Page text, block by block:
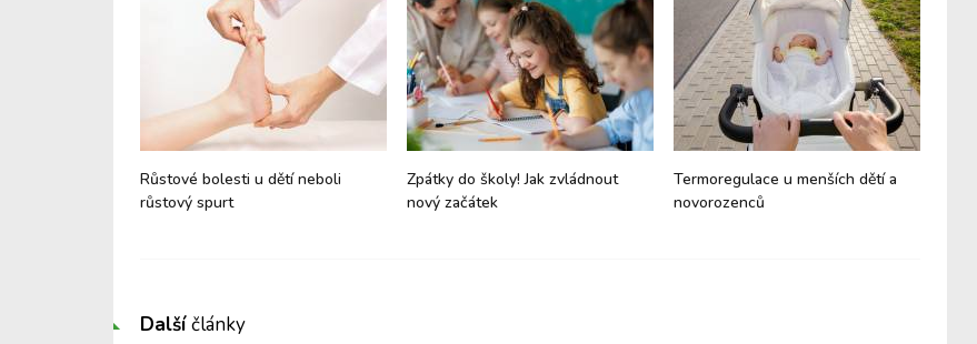
Růstové bolesti u dětí neboli
růstový spurt
Zpátky do školy! Jak zvládnout
nový začátek
Termoregulace u menších dětí a
novorozenců
Dalšíčlánky